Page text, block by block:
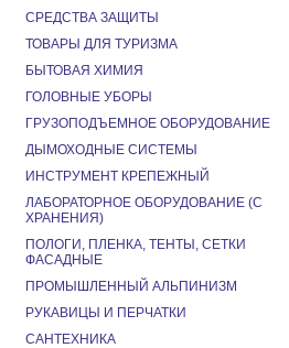
СРЕДСТВА ЗАЩИТЫ
ТОВАРЫ ДЛЯ ТУРИЗМА
БЫТОВАЯ ХИМИЯ
ГОЛОВНЫЕ УБОРЫ
ГРУЗОПОДЪЕМНОЕ ОБОРУДОВАНИЕ
ДЫМОХОДНЫЕ СИСТЕМЫ
ИНСТРУМЕНТ КРЕПЕЖНЫЙ
ЛАБОРАТОРНОЕ ОБОРУДОВАНИЕ (С
ХРАНЕНИЯ)
ПОЛОГИ, ПЛЕНКА, ТЕНТЫ, СЕТКИ
ФАСАДНЫЕ
ПРОМЫШЛЕННЫЙ АЛЬПИНИЗМ
РУКАВИЦЫ И ПЕРЧАТКИ
САНТЕХНИКА